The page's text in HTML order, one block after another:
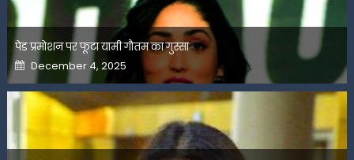
पेड प्रमोशन पर फूटा यामी गौतम का गुस्सा
Posted
on
December 4, 2025